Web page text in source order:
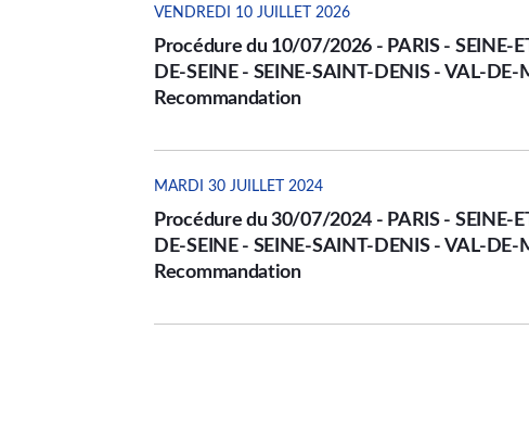
VENDREDI 10 JUILLET 2026
Procédure du 10/07/2026 - PARIS - SEINE-
DE-SEINE - SEINE-SAINT-DENIS - VAL-
Recommandation
MARDI 30 JUILLET 2024
Procédure du 30/07/2024 - PARIS - SEINE-
DE-SEINE - SEINE-SAINT-DENIS - VAL-
Recommandation